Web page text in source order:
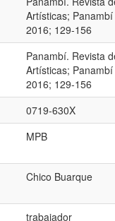
Artísticas;
2016; 129-156
Panambí. Revista
Artísticas;
2016; 129-156
0719-630X
MPB
Chico Buarque
trabajador